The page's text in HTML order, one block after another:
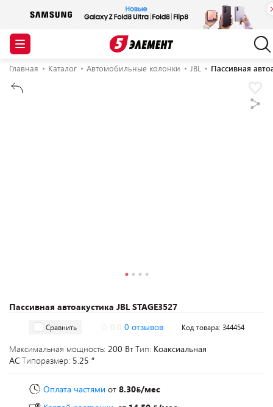
Главная Каталог Автомобильные колонки JBL Пассивная
Пассивная автоакустика JBL STAGE3527
Сравнить 0 отзывов Код товара: 344454
Максимальная мощность: 200 ВтТип: Коаксиальная
АС Типоразмер: 5.25 ″
Оплата частями от 8.30 /мес